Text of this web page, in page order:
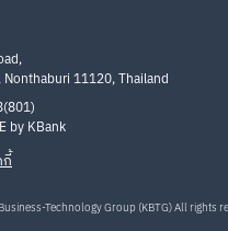
11120, Thailand
by KBank
กี้
Technology Group (KBTG) All rights